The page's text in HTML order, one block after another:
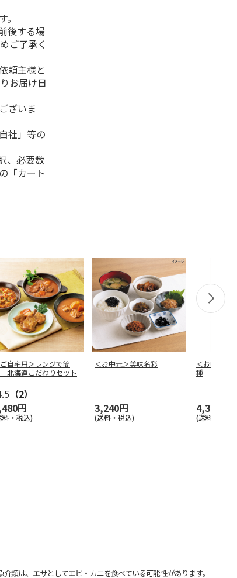
後する場
ご了承く
頼主様と
お届け日
ざいま
社」等の
、必要数
「カート
自宅用＞レンジで簡
北海道こだわりセット
（2）
円
料・税込)
＜お中元＞美味名彩
3,240円
(送料・税込)
＜お中元＞
種
4,320円
(送料・税込)
類は、エサとしてエビ・カニを食べている可能性があります。